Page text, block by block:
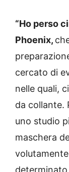
“Ho perso
Phoenix,
cercato di
nelle quali,
da collante.
uno studio
maschera
determinato